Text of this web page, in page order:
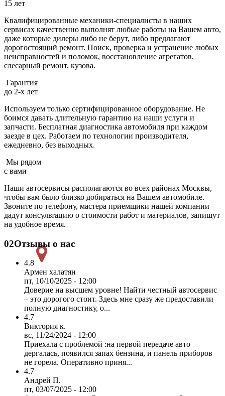
15 лет
Квалифицированные механики-специалисты в наших
сервисах качественно выполнят любые работы на Вашем авто,
даже которые дилеры либо не берут, либо предлагают
дорогостоящий ремонт. Поиск, проверка и устранение любых
неисправностей и поломок, восстановление агрегатов,
слесарный ремонт, кузова.
Гарантия
до 2-х лет
Используем только сертифицированное оборудование. Не
боимся давать длительную гарантию на наши услуги и
запчасти. Бесплатная диагностика автомобиля при каждом
заезде в цех. Работаем по технологии производителя,
ежедневно, без выходных.
Мы рядом
с вами
Наши автосервисы располагаются во всех районах Москвы,
чтобы вам было близко добираться на Вашем автомобиле.
Звоните по телефону, мастера приемщики нашей компании
дадут консультацию о стоимости работ и материалов, запишут
на удобное время.
02Отзывы о нас
4.8
Армен халатян
пт, 10/10/2025 - 12:00
Доверие на высшем уровне! Найти честный автосервис
– это дорогого стоит. Здесь мне сразу же предоставили
полную диагностику, о...
4.7
Виктория к.
вс, 11/24/2024 - 12:00
Приехала с проблемой :на первой передаче авто
дергалась, появился запах бензина, и панель приборов
не горела. Оперативно приня...
4.7
Андрей П.
пт, 03/07/2025 - 12:00